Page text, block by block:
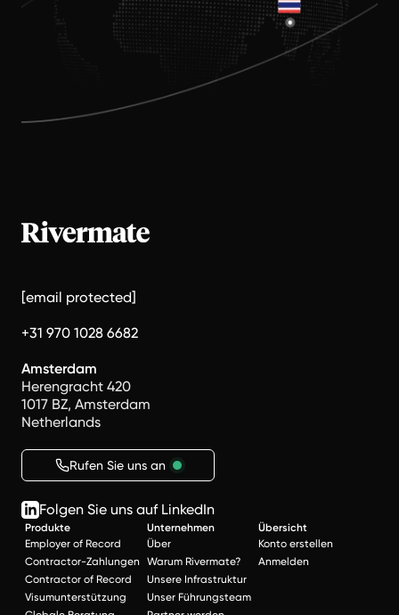
[email protected]
+31 970 1028 6682
Amsterdam
Herengracht 420
1017 BZ, Amsterdam
Netherlands
Rufen Sie uns an
Folgen Sie uns auf LinkedIn
Produkte
Employer of Record
Contractor-Zahlungen
Contractor of Record
Visumunterstützung
Unternehmen
Über
Warum Rivermate?
Unsere Infrastruktur
Unser Führungsteam
Übersicht
Konto erstellen
Anmelden